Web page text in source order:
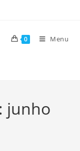
0 Menu
junho